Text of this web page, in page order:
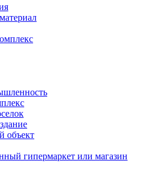
объект
гипермаркет или магазин